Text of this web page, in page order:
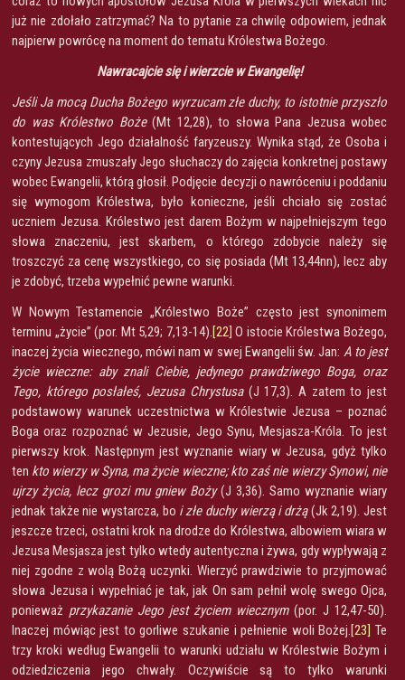
już nie zdołało zatrzymać? Na to pytanie za chwilę odpowiem, jednak
najpierw powrócę na moment do tematu Królestwa Bożego.
Nawracajcie się i wierzcie w Ewangelię!
Jeśli Ja mocą Ducha Bożego wyrzucam złe duchy, to istotnie przyszło
do was Królestwo Boże (Mt 12,28), to słowa Pana Jezusa wobec
kontestujących Jego działalność faryzeuszy. Wynika stąd, że Osoba i
czyny Jezusa zmuszały Jego słuchaczy do zajęcia konkretnej postawy
wobec Ewangelii, którą głosił. Podjęcie decyzji o nawróceniu i poddaniu
się wymogom Królestwa, było konieczne, jeśli chciało się zostać
uczniem Jezusa. Królestwo jest darem Bożym w najpełniejszym tego
słowa znaczeniu, jest skarbem, o którego zdobycie należy się
troszczyć za cenę wszystkiego, co się posiada (Mt 13,44nn), lecz aby
je zdobyć, trzeba wypełnić pewne warunki.
W Nowym Testamencie „Królestwo Boże” często jest synonimem
terminu „życie” (por. Mt 5,29; 7,13-14).[22] O istocie Królestwa Bożego,
inaczej życia wiecznego, mówi nam w swej Ewangelii św. Jan: A to jest
życie wieczne: aby znali Ciebie, jedynego prawdziwego Boga, oraz
Tego, którego posłałeś, Jezusa Chrystusa(J 17,3). A zatem to jest
podstawowy warunek uczestnictwa w Królestwie Jezusa – poznać
Boga oraz rozpoznać w Jezusie, Jego Synu, Mesjasza-Króla. To jest
pierwszy krok. Następnym jest wyznanie wiary w Jezusa, gdyż tylko
ten kto wierzy w Syna, ma życie wieczne; kto zaś nie wierzy Synowi, nie
ujrzy życia, lecz grozi mu gniew Boży(J 3,36). Samo wyznanie wiary
jednak także nie wystarcza, bo i złe duchy wierzą i drżą(Jk 2,19). Jest
jeszcze trzeci, ostatni krok na drodze do Królestwa, albowiem wiara w
Jezusa Mesjasza jest tylko wtedy autentyczna i żywa, gdy wypływają z
niej zgodne z wolą Bożą uczynki. Wierzyć prawdziwie to przyjmować
słowa Jezusa i wypełniać je tak, jak On sam pełnił wolę swego Ojca,
ponieważ przykazanie Jego jest życiem wiecznym(por. J 12,47-50).
Inaczej mówiąc jest to gorliwe szukanie i pełnienie woli Bożej.[23] Te
trzy kroki według Ewangelii to warunki udziału w Królestwie Bożym i
odziedziczenia jego chwały. Oczywiście są to tylko warunki